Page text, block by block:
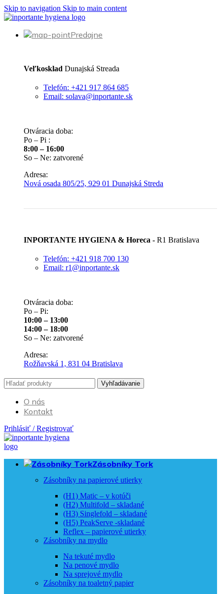
Skip to navigation Skip to main content
Predajne
Veľkosklad Dunajská Streada
Telefón: +421 917 864 685
Email: solava@inportante.sk
Otváracia doba:
Po – Pi :
8:00 – 16:00
So – Ne: zatvorené
Adresa:
Nová osada 805/25, 929 01 Dunajská Streda
INPORTANTE HYGIENA & Horeca - R1 Bratislava
Telefón: +421 918 700 130
Email: r1@inportante.sk
Otváracia doba:
Po – Pi:
10:00 – 13:00
14:00 – 18:00
So – Ne: zatvorené
Adresa:
Rožňavská 1, 831 04 Bratislava
Vyhľadávanie
O nás
Kontakt
Prihlásiť / Registrovať
Zásobníky Tork
Zásobníky na papierové utierky
(H1) Matic – v kotúči
(H2) Multifold – skladané
(H3) Singlefold – skladané
(H5) PeakServe -skladané
Reflex – papierové utierky
Zásobníky na mydlo
Na tekuté mydlo
Na penové mydlo
Na sprejové mydlo
Zásobníky na toaletný papier